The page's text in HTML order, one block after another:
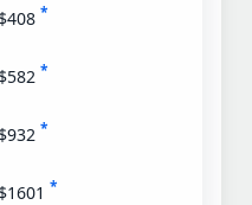
*
*
*
*